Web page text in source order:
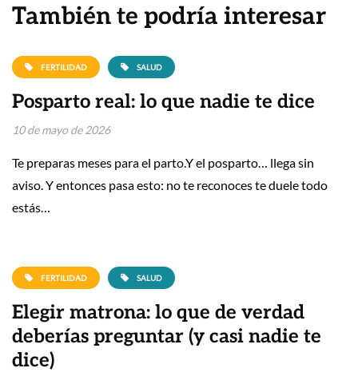
También te podría interesar
FERTILIDAD SALUD
Posparto real: lo que nadie te dice
10 de mayo de 2026
Te preparas meses para el parto.Y el posparto… llega sin
aviso. Y entonces pasa esto: no te reconoces te duele todo
estás…
FERTILIDAD SALUD
Elegir matrona: lo que de verdad
deberías preguntar (y casi nadie te
dice)